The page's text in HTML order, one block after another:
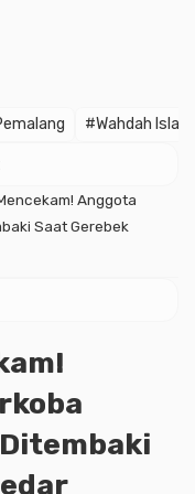
#Wahdah
Anggota
Saat Gerebek